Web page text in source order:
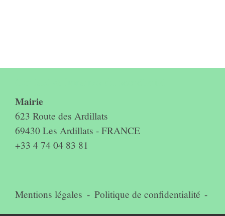
Mairie
623 Route des Ardillats
69430 Les Ardillats - FRANCE
+33 4 74 04 83 81
Mentions légales - Politique de confidentialité -